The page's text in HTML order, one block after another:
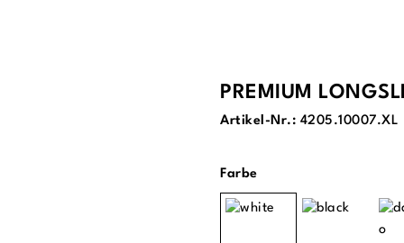
PREMIUM
Artikel-Nr.: 4205.10007.XL
Farbeauswählen